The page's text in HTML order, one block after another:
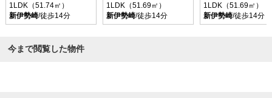
1LDK（51.74㎡）
新伊勢崎/徒歩14分
1LDK（51.69㎡）
新伊勢崎/徒歩14分
1LDK（51.69㎡）
新伊勢崎/徒歩14分
今まで閲覧した物件